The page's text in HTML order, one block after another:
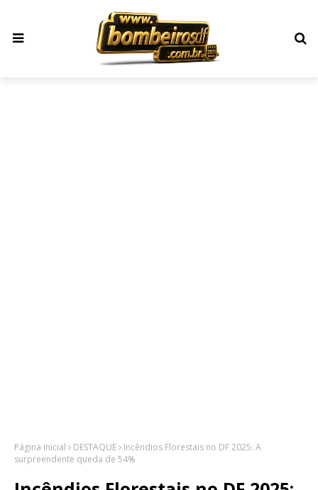
Página inicial DESTAQUE
Incêndios Florestais no DF 2025: A
surpreendente queda de 54%